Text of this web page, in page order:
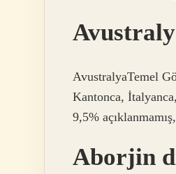
AvustralyaTemel
Kantonca,
9,5%
Aborjin